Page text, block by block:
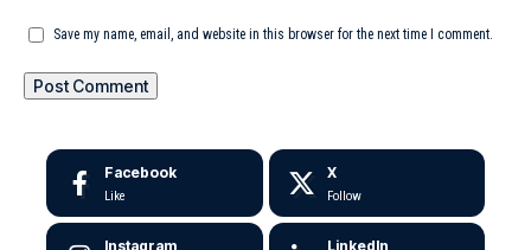
Save my name, email, and website in this browser for the next time I comment.
Facebook
Like
X
Follow
Instagram LinkedIn